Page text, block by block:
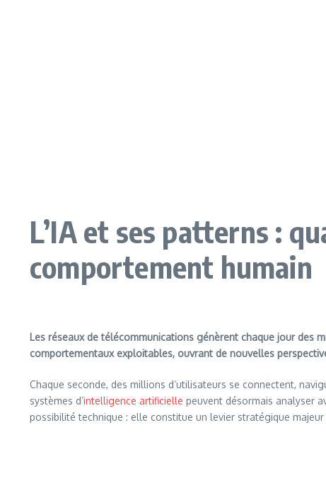
L’IA et ses patterns :
comportement humain
Les réseaux de télécommunications génèrent chaque jour des
comportementaux exploitables, ouvrant de nouvelles
Chaque seconde, des millions d’utilisateurs se connectent,
systèmes d’intelligence artificielle peuvent désormais analyser
possibilité technique : elle constitue un levier stratégique